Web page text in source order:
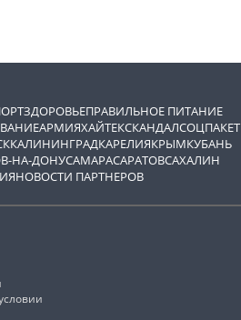
ЗДОРОВЬЕПРАВИЛЬНОЕ ПИТАНИЕ
АРМИЯХАЙТЕКСКАНДАЛСОЦПАКЕТ
КАЛИНИНГРАДКАРЕЛИЯКРЫМКУБАНЬ
НА-ДОНУСАМАРАСАРАТОВСАХАЛИН
НОВОСТИ ПАРТНЕРОВ